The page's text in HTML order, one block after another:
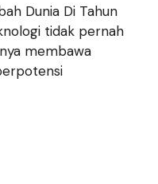
Dunia Di Tahun
tidak pernah
membawa